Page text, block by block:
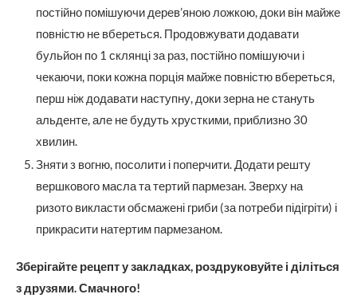
постійно помішуючи дерев’яною ложкою, доки він майже
повністю не вбереться. Продовжувати додавати
бульйон по 1 склянці за раз, постійно помішуючи і
чекаючи, поки кожна порція майже повністю вбереться,
перш ніж додавати наступну, доки зерна не стануть
альденте, але не будуть хрусткими, приблизно 30
хвилин.
Зняти з вогню, посолити і поперчити. Додати решту
вершкового масла та тертий пармезан. Зверху на
ризото викласти обсмажені гриби (за потреби підігріти) і
прикрасити натертим пармезаном.
Зберігайте рецепт у закладках, роздруковуйте і діліться
з друзями. Смачного!